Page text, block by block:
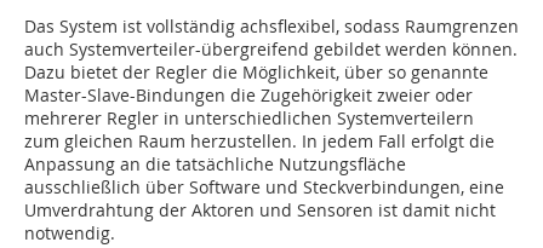
Das System ist vollständig achsflexibel, sodass Raumgrenzen
auch System­ver­teiler-übergreifend gebildet werden ­können.
Dazu bietet der Regler die Möglichkeit, über so genannte
Master-Slave-Bindungen die Zugehörigkeit zweier oder
mehrerer Regler in unterschiedlichen Systemverteilern
zum ­gleichen Raum herzustellen. In jedem Fall erfolgt die
Anpassung an die tatsächliche Nutzungsfläche
ausschließlich über Software und Steckverbindungen, eine
Umverdrahtung der Aktoren und ­Sensoren ist damit nicht
notwendig.